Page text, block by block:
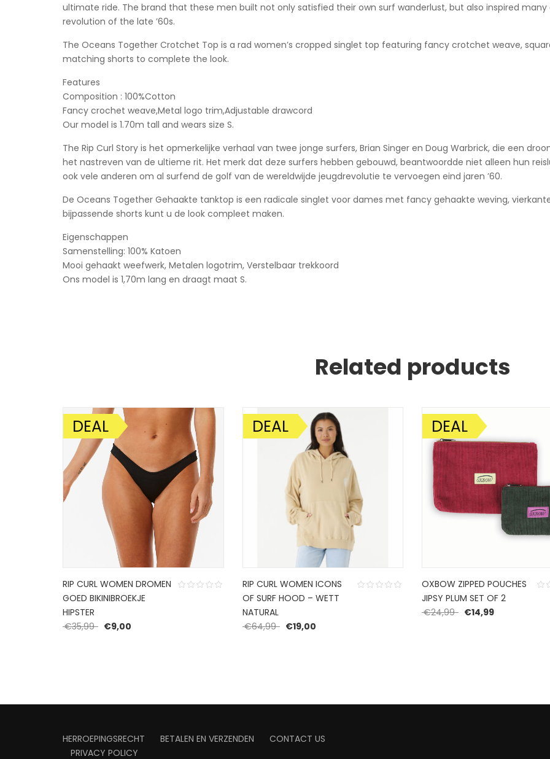
ultimate ride. The brand that these men built not only satisfied their own surf wanderlust, but also inspired
revolution of the late ’60s.
The Oceans Together Crotchet Top is a rad women’s cropped singlet top featuring fancy crotchet weave,
matching shorts to complete the look.
Features
Composition : 100%Cotton
Fancy crochet weave,Metal logo trim,Adjustable drawcord
Our model is 1.70m tall and wears size S.
The Rip Curl Story is het opmerkelijke verhaal van twee jonge surfers, Brian Singer en Doug Warbrick, die een
het nastreven van de ultieme rit. Het merk dat deze surfers hebben gebouwd, beantwoordde niet alleen hun
ook vele anderen om al surfend de golf van de wereldwijde jeugdrevolutie te vervoegen eind jaren ’60.
De Oceans Together Gehaakte tanktop is een radicale singlet voor dames met fancy gehaakte weving,
bijpassende shorts kunt u de look compleet maken.
Eigenschappen
Samenstelling: 100% Katoen
Mooi gehaakt weefwerk, Metalen logotrim, Verstelbaar trekkoord
Ons model is 1,70m lang en draagt maat S.
Related products
AANBIEDING!
DEAL
RIP CURL WOMEN DROMEN
GOED BIKINIBROEKJE
HIPSTER
€35,99 Oorspronkelijke prijs was: €35,99.
€9,00
AANBIEDING!
DEAL
RIP CURL WOMEN ICONS
OF SURF HOOD – WETT
NATURAL
€64,99 Oorspronkelijke prijs was: €64,99.
€19,00
AANBIEDING!
DEAL
OXBOW ZIPPED POUCHES
JIPSY PLUM SET OF 2
€24,99 Oorspronkelijke prijs
€14,99
HERROEPINGSRECHT BETALEN EN VERZENDEN
CONTACT US
PRIVACY POLICY